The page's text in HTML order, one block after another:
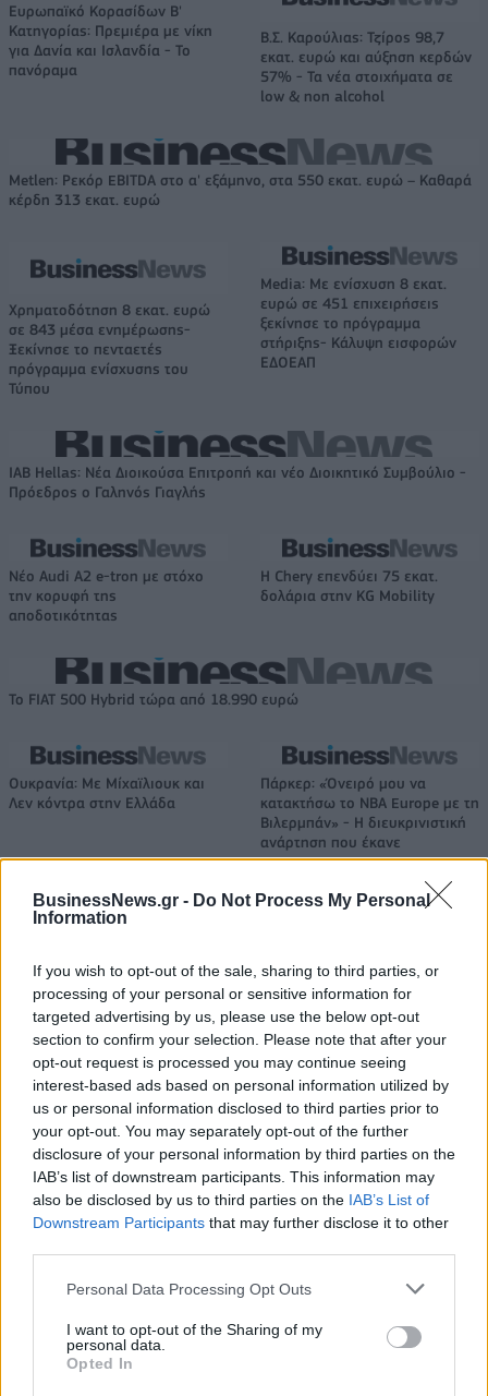
BusinessNews.gr - Do Not Process My Personal
Information
If you wish to opt-out of the sale, sharing to third parties, or
processing of your personal or sensitive information for
targeted advertising by us, please use the below opt-out
section to confirm your selection. Please note that after your
opt-out request is processed you may continue seeing
interest-based ads based on personal information utilized by
us or personal information disclosed to third parties prior to
your opt-out. You may separately opt-out of the further
disclosure of your personal information by third parties on the
IAB’s list of downstream participants. This information may
also be disclosed by us to third parties on the IAB’s List of
Downstream Participants that may further disclose it to other
Personal Data Processing Opt Outs
I want to opt-out of the Sharing of my
personal data.
Opted In
Ευρωπαϊκό Κορασίδων Β'
Κατηγορίας: Πρεμιέρα με νίκη
για Δανία και Ισλανδία - Το
πανόραμα
Β.Σ. Καρούλιας: Τζίρος 98,7
εκατ. ευρώ και αύξηση κερδών
57% - Τα νέα στοιχήματα σε
low & non alcohol
Metlen: Ρεκόρ EBITDA στο α' εξάμηνο, στα 550 εκατ. ευρώ – Καθαρά
κέρδη 313 εκατ. ευρώ
Χρηματοδότηση 8 εκατ. ευρώ
σε 843 μέσα ενημέρωσης-
Ξεκίνησε το πενταετές
πρόγραμμα ενίσχυσης του
Τύπου
Media: Με ενίσχυση 8 εκατ.
ευρώ σε 451 επιχειρήσεις
ξεκίνησε το πρόγραμμα
στήριξης- Κάλυψη εισφορών
ΕΔΟΕΑΠ
IAB Hellas: Νέα Διοικούσα Επιτροπή και νέο Διοικητικό Συμβούλιο -
Πρόεδρος ο Γαληνός Γιαγλής
Νέο Audi A2 e-tron με στόχο
την κορυφή της
αποδοτικότητας
Η Chery επενδύει 75 εκατ.
δολάρια στην KG Mobility
Το FIAT 500 Hybrid τώρα από 18.990 ευρώ
Ουκρανία: Με Μίχαϊλιουκ και
Λεν κόντρα στην Ελλάδα
Πάρκερ: «Όνειρό μου να
κατακτήσω το ΝΒΑ Europe με τη
Βιλερμπάν» - Η διευκρινιστική
ανάρτηση που έκανε
HELLENiQ ENERGY: Κέρδη 393 εκατ. ευρώ στο α' εξάμηνο – Στα 734
Viohalco: Αυξημένος κατά 14%
ο τζίρος στο α' εξάμηνο, στα 4,3
δισ. ευρώ – Στα 446 εκατ. ευρώ
τα EBITDA
ΥΠΕΘΟΟ: Νέες επενδύσεις 1
δισ. ευρώ ως το 2028 για την
Ενέργεια
Η συμφωνία Arval-Athlon αναδιαμορφώνει την αγορά leasing
VW: Η δύσκολη εξίσωση της
18η συνεχόμενη χρονιά για τον
ΟΤΕ στη διεθνή σειρά δεικτών
FTSE4Good